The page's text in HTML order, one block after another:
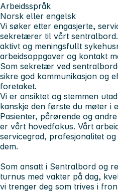
Arbeidsspråk
Norsk eller engelsk
Vi søker etter engasjerte,
sekretærer til vårt sentralbord.
aktivt og meningsfullt
arbeidsoppgaver og kontakt
Som sekretær ved
sikre god kommunikasjon og
foretaket.
Vi er ansiktet og stemmen
kanskje den første du møter i
Pasienter, pårørende og
er vårt hovedfokus. Vårt
servicegrad, profesjonalitet
dem.
Som ansatt i Sentralbord og
turnus med vakter på dag,
vi trenger deg som trives i